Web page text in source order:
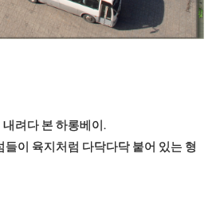
본 하롱베이.
처럼 다닥다닥 붙어 있는 형